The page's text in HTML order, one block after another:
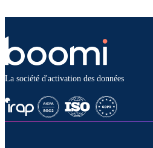
La société d'activation des données